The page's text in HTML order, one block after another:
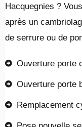
Hacquegnies ?
après un
de serrure ou de
Ouverture porte
Ouverture porte
Remplacement